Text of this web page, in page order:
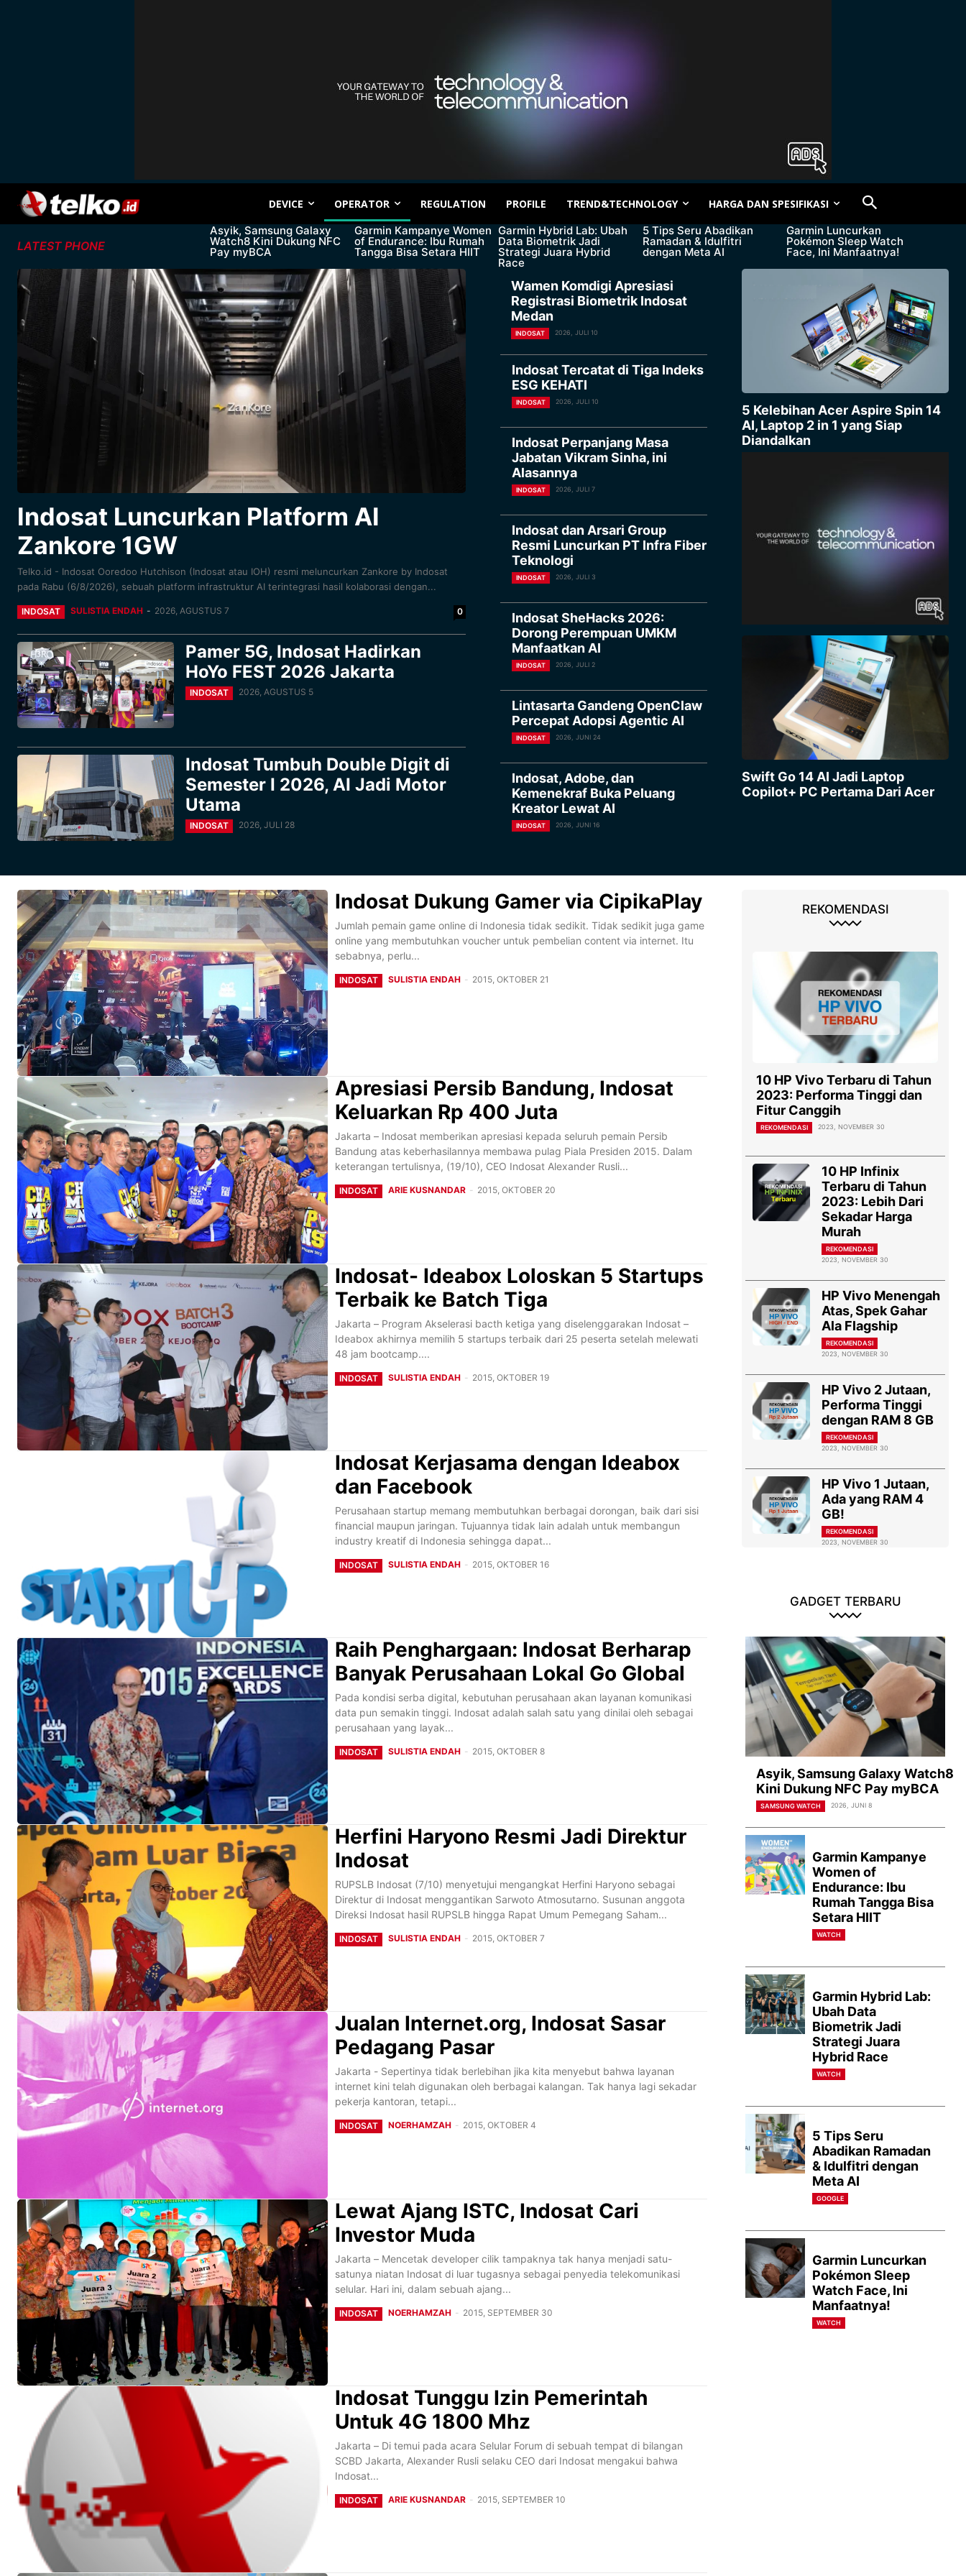
DEVICE OPERATOR REGULATION PROFILE TREND&TECHNOLOGY HARGA DAN SPESIFIKASI
LATEST PHONE
Asyik, Samsung Galaxy
Watch8 Kini Dukung NFC
Pay myBCA
Garmin Kampanye Women
of Endurance: Ibu Rumah
Tangga Bisa Setara HIIT
Garmin Hybrid Lab: Ubah
Data Biometrik Jadi
Strategi Juara Hybrid
Race
5 Tips Seru Abadikan
Ramadan & Idulfitri
dengan Meta AI
Garmin Luncurkan
Pokémon Sleep Watch
Face, Ini Manfaatnya!
Indosat Luncurkan Platform AI
Zankore 1GW
Telko.id - Indosat Ooredoo Hutchison (Indosat atau IOH) resmi meluncurkan Zankore by Indosat
pada Rabu (6/8/2026), sebuah platform infrastruktur AI terintegrasi hasil kolaborasi dengan...
INDOSAT SULISTIA ENDAH - 2026, AGUSTUS 7 0
Pamer 5G, Indosat Hadirkan
HoYo FEST 2026 Jakarta
INDOSAT 2026, AGUSTUS 5
Indosat Tumbuh Double Digit di
Semester I 2026, AI Jadi Motor
Utama
INDOSAT 2026, JULI 28
Wamen Komdigi Apresiasi
Registrasi Biometrik Indosat
Medan
INDOSAT 2026, JULI 10
Indosat Tercatat di Tiga Indeks
ESG KEHATI
INDOSAT 2026, JULI 10
Indosat Perpanjang Masa
Jabatan Vikram Sinha, ini
Alasannya
INDOSAT 2026, JULI 7
Indosat dan Arsari Group
Resmi Luncurkan PT Infra Fiber
Teknologi
INDOSAT 2026, JULI 3
Indosat SheHacks 2026:
Dorong Perempuan UMKM
Manfaatkan AI
INDOSAT 2026, JULI 2
Lintasarta Gandeng OpenClaw
Percepat Adopsi Agentic AI
INDOSAT 2026, JUNI 24
Indosat, Adobe, dan
Kemenekraf Buka Peluang
Kreator Lewat AI
INDOSAT 2026, JUNI 16
5 Kelebihan Acer Aspire Spin 14
AI, Laptop 2 in 1 yang Siap
Diandalkan
Swift Go 14 AI Jadi Laptop
Copilot+ PC Pertama Dari Acer
Indosat Dukung Gamer via CipikaPlay
Jumlah pemain game online di Indonesia tidak sedikit. Tidak sedikit juga game
online yang membutuhkan voucher untuk pembelian content via internet. Itu
sebabnya, perlu...
INDOSAT SULISTIA ENDAH - 2015, OKTOBER 21
Apresiasi Persib Bandung, Indosat
Keluarkan Rp 400 Juta
Jakarta – Indosat memberikan apresiasi kepada seluruh pemain Persib
Bandung atas keberhasilannya membawa pulag Piala Presiden 2015. Dalam
keterangan tertulisnya, (19/10), CEO Indosat Alexander Rusli...
INDOSAT ARIE KUSNANDAR - 2015, OKTOBER 20
Indosat- Ideabox Loloskan 5 Startups
Terbaik ke Batch Tiga
Jakarta – Program Akselerasi bacth ketiga yang diselenggarakan Indosat –
Ideabox akhirnya memilih 5 startups terbaik dari 25 peserta setelah melewati
48 jam bootcamp....
INDOSAT SULISTIA ENDAH - 2015, OKTOBER 19
Indosat Kerjasama dengan Ideabox
dan Facebook
Perusahaan startup memang membutuhkan berbagai dorongan, baik dari sisi
financial maupun jaringan. Tujuannya tidak lain adalah untuk membangun
industry kreatif di Indonesia sehingga dapat...
INDOSAT SULISTIA ENDAH - 2015, OKTOBER 16
Raih Penghargaan: Indosat Berharap
Banyak Perusahaan Lokal Go Global
Pada kondisi serba digital, kebutuhan perusahaan akan layanan komunikasi
data pun semakin tinggi. Indosat adalah salah satu yang dinilai oleh sebagai
perusahaan yang layak...
INDOSAT SULISTIA ENDAH - 2015, OKTOBER 8
Herfini Haryono Resmi Jadi Direktur
Indosat
RUPSLB Indosat (7/10) menyetujui mengangkat Herfini Haryono sebagai
Direktur di Indosat menggantikan Sarwoto Atmosutarno. Susunan anggota
Direksi Indosat hasil RUPSLB hingga Rapat Umum Pemegang Saham...
INDOSAT SULISTIA ENDAH - 2015, OKTOBER 7
Jualan Internet.org, Indosat Sasar
Pedagang Pasar
Jakarta - Sepertinya tidak berlebihan jika kita menyebut bahwa layanan
internet kini telah digunakan oleh berbagai kalangan. Tak hanya lagi sekadar
pekerja kantoran, tetapi...
INDOSAT NOERHAMZAH - 2015, OKTOBER 4
Lewat Ajang ISTC, Indosat Cari
Investor Muda
Jakarta – Mencetak developer cilik tampaknya tak hanya menjadi satu-
satunya niatan Indosat di luar tugasnya sebagai penyedia telekomunikasi
selular. Hari ini, dalam sebuah ajang...
INDOSAT NOERHAMZAH - 2015, SEPTEMBER 30
Indosat Tunggu Izin Pemerintah
Untuk 4G 1800 Mhz
Jakarta – Di temui pada acara Selular Forum di sebuah tempat di bilangan
SCBD Jakarta, Alexander Rusli selaku CEO dari Indosat mengakui bahwa
Indosat...
INDOSAT ARIE KUSNANDAR - 2015, SEPTEMBER 10
REKOMENDASI
10 HP Vivo Terbaru di Tahun
2023: Performa Tinggi dan
Fitur Canggih
REKOMENDASI 2023, NOVEMBER 30
10 HP Infinix
Terbaru di Tahun
2023: Lebih Dari
Sekadar Harga
Murah
REKOMENDASI
2023, NOVEMBER 30
HP Vivo Menengah
Atas, Spek Gahar
Ala Flagship
REKOMENDASI
2023, NOVEMBER 30
HP Vivo 2 Jutaan,
Performa Tinggi
dengan RAM 8 GB
REKOMENDASI
2023, NOVEMBER 30
HP Vivo 1 Jutaan,
Ada yang RAM 4
GB!
REKOMENDASI
2023, NOVEMBER 30
GADGET TERBARU
Asyik, Samsung Galaxy Watch8
Kini Dukung NFC Pay myBCA
SAMSUNG WATCH 2026, JUNI 8
Garmin Kampanye
Women of
Endurance: Ibu
Rumah Tangga Bisa
Setara HIIT
WATCH
Garmin Hybrid Lab:
Ubah Data
Biometrik Jadi
Strategi Juara
Hybrid Race
WATCH
5 Tips Seru
Abadikan Ramadan
& Idulfitri dengan
Meta AI
GOOGLE
Garmin Luncurkan
Pokémon Sleep
Watch Face, Ini
Manfaatnya!
WATCH